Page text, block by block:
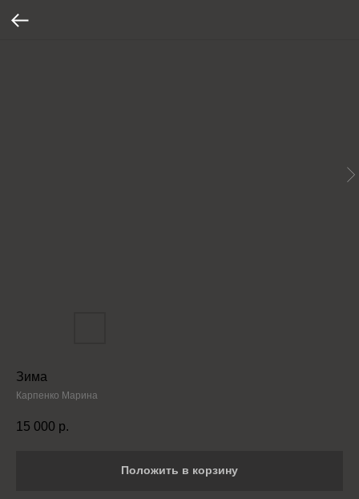
Зима
Карпенко Марина
15 000 р.
Положить в корзину